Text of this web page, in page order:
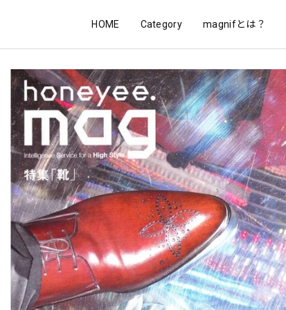
HOME Category magnifとは？